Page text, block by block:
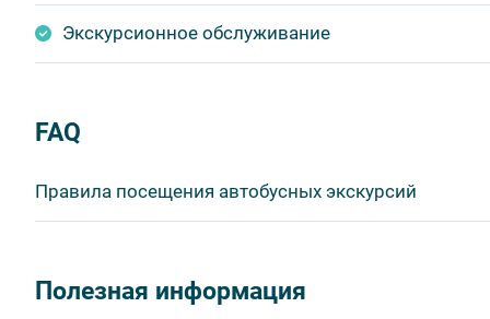
Экскурсионное обслуживание
FAQ
Правила посещения автобусных экскурсий
быть изменено на более раннее или более позднее.
Полезная информация